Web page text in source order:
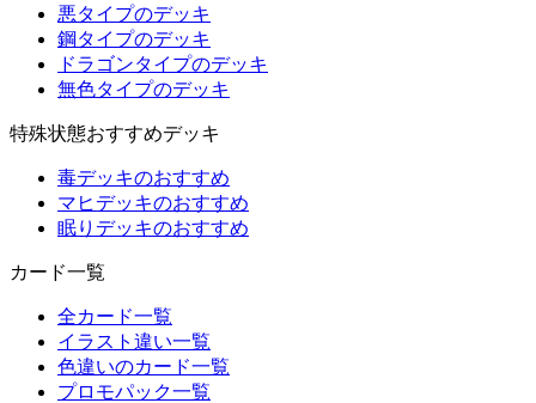
悪タイプのデッキ
鋼タイプのデッキ
ドラゴンタイプのデッキ
無色タイプのデッキ
特殊状態おすすめデッキ
毒デッキのおすすめ
マヒデッキのおすすめ
眠りデッキのおすすめ
カード一覧
全カード一覧
イラスト違い一覧
色違いのカード一覧
プロモパック一覧